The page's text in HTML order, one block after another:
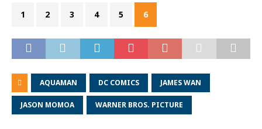
1 2 3 4 5 6
AQUAMAN DC COMICS JAMES WAN
JASON MOMOA WARNER BROS. PICTURE